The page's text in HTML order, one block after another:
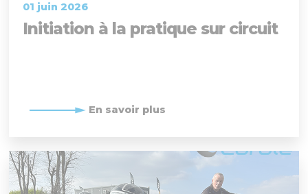
01 juin 2026
Initiation à la pratique sur circuit
En savoir plus